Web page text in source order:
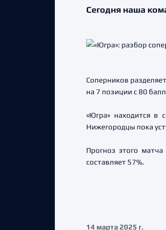
Сегодня наша
Соперников
на 7 позиции с 80
«Югра» находится в
Нижегородцы пока
Прогноз этого
составляет 57%.
14 марта 2025 г.